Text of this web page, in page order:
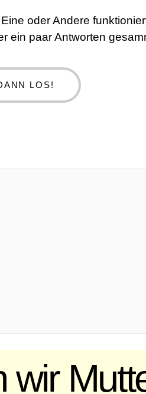
oder Andere
ein paar Antworten
LOS!
wir